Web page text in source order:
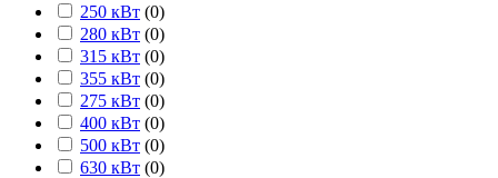
250 кВт (0)
280 кВт (0)
315 кВт (0)
355 кВт (0)
275 кВт (0)
400 кВт (0)
500 кВт (0)
630 кВт (0)